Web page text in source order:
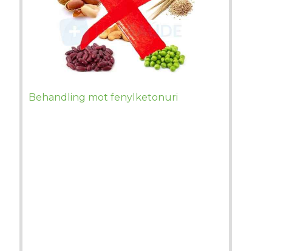
Behandling mot fenylketonuri